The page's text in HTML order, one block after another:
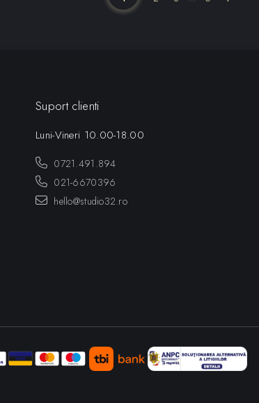
Suport clienti
Luni-Vineri 10.00-18.00
0721.491.894
021-6670396
hello@studio32.ro